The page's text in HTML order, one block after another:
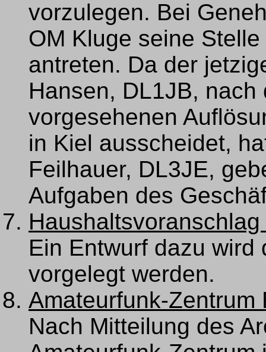
vorzulegen. Bei
OM Kluge seine
antreten. Da der
Hansen, DL1JB,
vorgesehenen
in Kiel ausscheidet,
Feilhauer, DL3JE,
Aufgaben des
Ein Entwurf dazu wird
vorgelegt werden.
Amateurfunk-Zentrum
Nach Mitteilung des